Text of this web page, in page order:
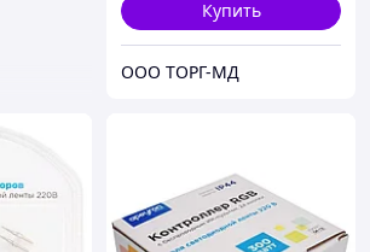
Купить
ООО ТОРГ-МД